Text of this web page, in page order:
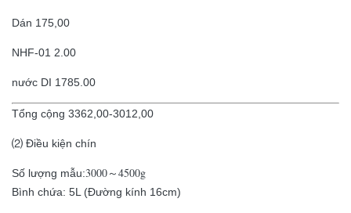
Dán 175,00
​NHF-01 2.00
nước DI 1785.00
Tổng cộng 3362,00-3012,00
⑵ Điều kiện chín
Số lượng mẫu:3000～4500g
Bình chứa: 5L (Đường kính 16cm)